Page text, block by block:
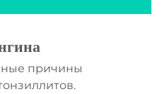
причины